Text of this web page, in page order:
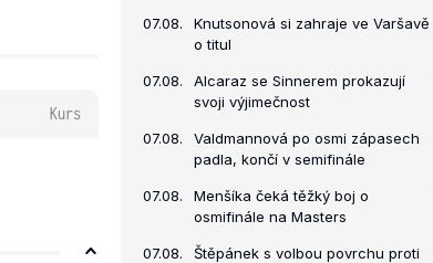
Kurs
07.08.
Knutsonová si zahraje ve Varšavě
o titul
07.08.
Alcaraz se Sinnerem prokazují
svoji výjimečnost
07.08.
Valdmannová po osmi zápasech
padla, končí v semifinále
07.08.
Menšíka čeká těžký boj o
osmifinále na Masters
07.08.
Štěpánek s volbou povrchu proti